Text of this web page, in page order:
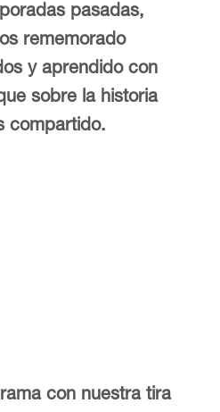
pasadas,
rememorado
y aprendido con
sobre la historia
compartido.
con nuestra tira